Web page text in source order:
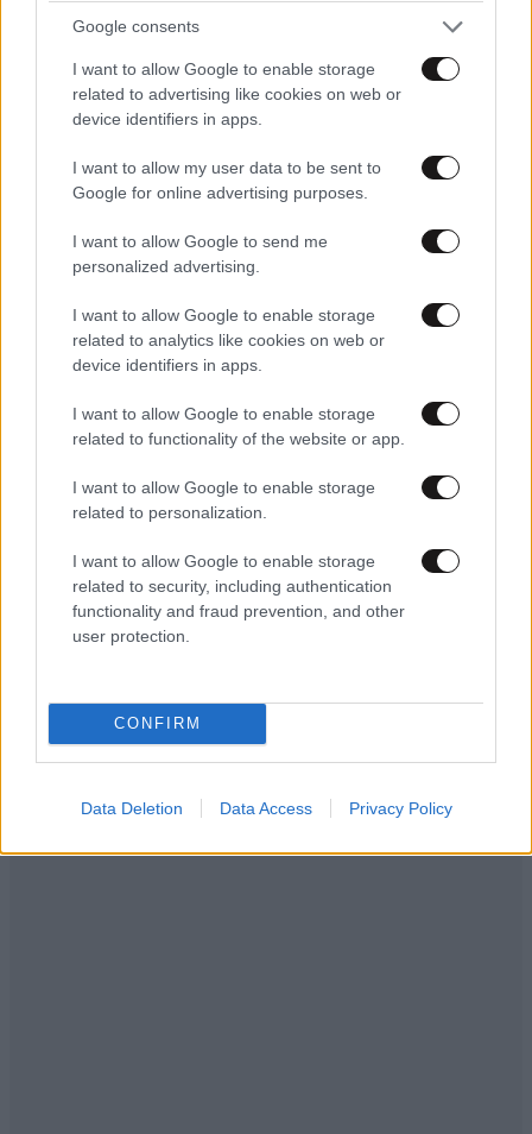
Google consents
I want to allow Google to enable storage
related to advertising like cookies on web or
device identifiers in apps.
I want to allow my user data to be sent to
Google for online advertising purposes.
I want to allow Google to send me
personalized advertising.
I want to allow Google to enable storage
related to analytics like cookies on web or
device identifiers in apps.
I want to allow Google to enable storage
related to functionality of the website or app.
I want to allow Google to enable storage
related to personalization.
I want to allow Google to enable storage
related to security, including authentication
functionality and fraud prevention, and other
user protection.
CONFIRM
Data Deletion Data Access Privacy Policy
LIFESTYLE08·08·2026 19:12
Εριέττα Κούρκουλου – Τα 33α γενέθλια και τα
φιλιά με τον Βύρωνα Βασιλειάδη: «Καμία στιγμή